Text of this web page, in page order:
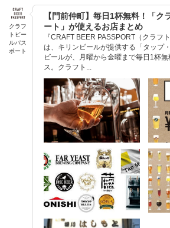
クラフ
トビー
ルパス
ポート
【門前仲町】毎日1杯無料！「ク
ート」が使えるお店まとめ
『CRAFT BEER PASSPORT（クラフ
は、キリンビールが提供する「タップ
ビールが、月曜から金曜まで毎日1杯
ス。クラフト...